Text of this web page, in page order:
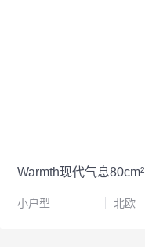
Warmth现代气息80cm²
小户型 北欧